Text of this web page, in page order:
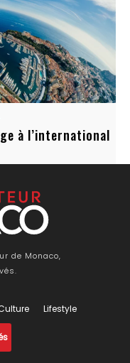
à l’international
de Monaco,
Lifestyle